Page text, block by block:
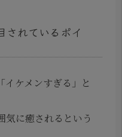
れているポイ
イケメンすぎる」と
気に癒されるという